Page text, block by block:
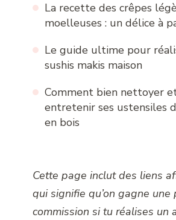
La recette des crêpes
moelleuses : un délice à
Le guide ultime pour
sushis makis maison
Comment bien nettoyer
entretenir ses ustensiles
en bois
Cette page inclut des liens
qui signifie qu’on gagne une
commission si tu réalises un